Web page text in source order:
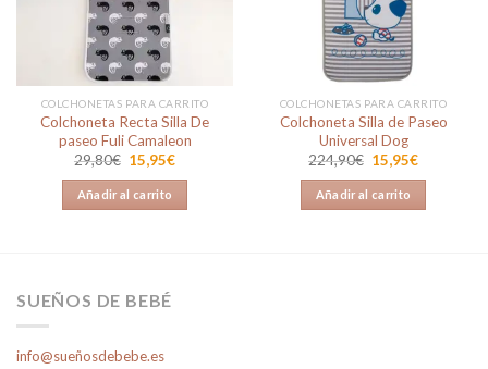
COLCHONETAS PARA CARRITO
Colchoneta Recta Silla De
paseo Fuli Camaleon
29,80€ El
precio
original
era:
29,80€.
15,95€El
15,95€.
Añadir al carrito
COLCHONETAS PARA CARRITO
Colchoneta Silla de Paseo
Universal Dog
224,90€ El
precio
original
era:
224,90€.
15,95€El
15,95€.
Añadir al carrito
SUEÑOS DE BEBÉ
info@sueñosdebebe.es